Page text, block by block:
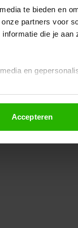
te bieden en
partners voor
die je aan
en
altijd wijzigen of
Accepteren
console for